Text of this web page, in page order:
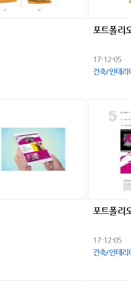
포트폴리
17-12-05
건축/인테리
포트폴리
17-12-05
건축/인테리